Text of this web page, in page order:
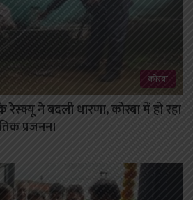
कोरबा
ने बदली धारणा, कोरबा में हो रहा
प्रजनन।